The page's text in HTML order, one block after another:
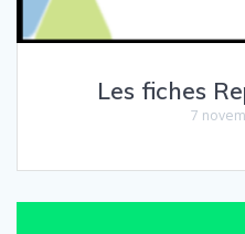
Les fiches
7